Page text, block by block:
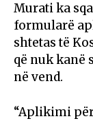
Murati ka
formularë
shtetas të
që nuk kanë
në vend.
“Aplikimi